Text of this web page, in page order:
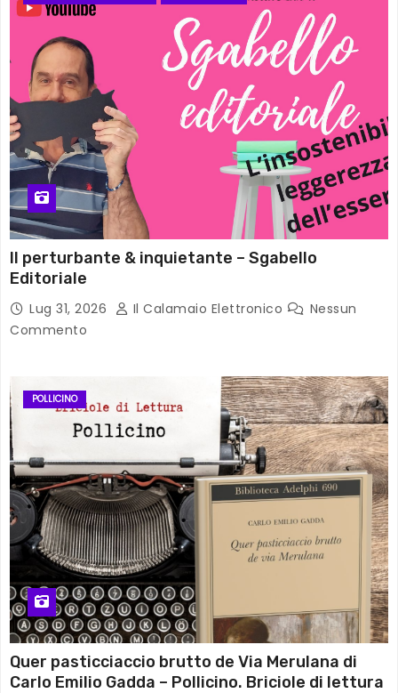
Il perturbante & inquietante – Sgabello
Editoriale
Lug 31, 2026 Il Calamaio Elettronico
Nessun
Commento
POLLICINO
Quer pasticciaccio brutto de Via Merulana di
Carlo Emilio Gadda – Pollicino. Briciole di lettura